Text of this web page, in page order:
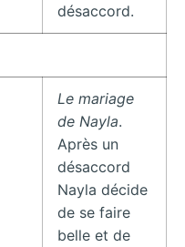
désaccord.
Le mariage
de Nayla.
Après un
désaccord
Nayla décide
de se faire
belle et de